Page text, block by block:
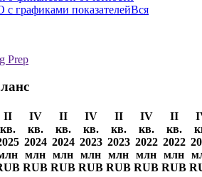
графиками показателейВся
Prep
II
кв.
IV
кв.
2024
млн
RUB
II
кв.
2024
млн
RUB
IV
кв.
2023
млн
RUB
II
кв.
2023
млн
RUB
IV
кв.
2022
млн
RUB
II
кв.
2022
млн
RUB